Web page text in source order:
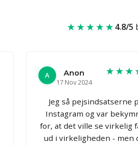
★★★★★4.8/5
A
Anon
17 Nov 2024
Jeg så pejsindsatserne
Instagram og var
for, at det ville se virkelig
ud i virkeligheden - men